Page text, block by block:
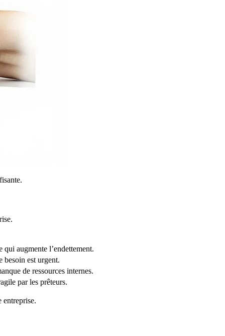
qui augmente l’endettement.
besoin est urgent.
de ressources internes.
par les prêteurs.
entreprise.